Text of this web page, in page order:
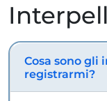
Cosa sono gli
registrarmi?